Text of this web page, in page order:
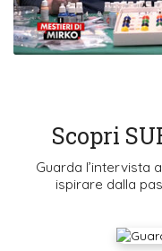
Scopri
Guarda l’intervista
ispirare dalla